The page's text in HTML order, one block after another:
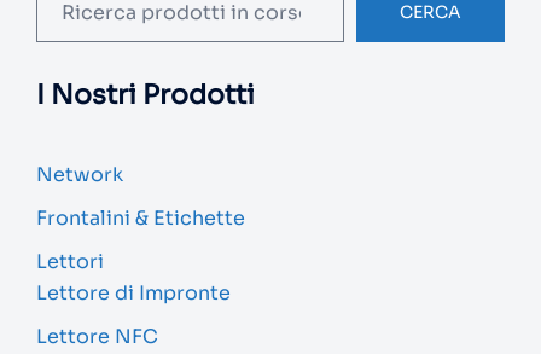
CERCA
I Nostri Prodotti
Network
Frontalini & Etichette
Lettori
Lettore di Impronte
Lettore NFC